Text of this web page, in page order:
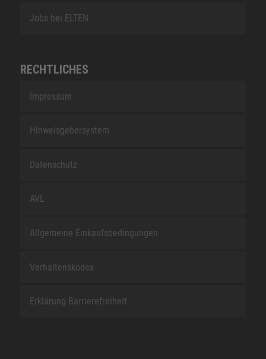
Jobs bei ELTEN
RECHTLICHES
Impressum
Hinweisgebersystem
Datenschutz
AVL
Allgemeine Einkaufsbedingungen
Verhaltenskodex
Erklärung Barrierefreiheit